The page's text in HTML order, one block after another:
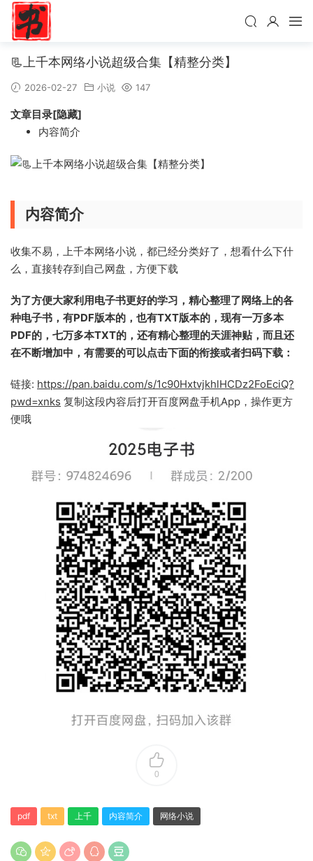
📃上千本网络小说超级合集【精整分类】
2026-02-27 小说 147
文章目录[隐藏]
内容简介
内容简介
收集不易，上千本网络小说，都已经分类好了，想看什么下什
么，直接转存到自己网盘，方便下载
为了方便大家利用电子书更好的学习，精心整理了网络上的各
种电子书，有PDF版本的，也有TXT版本的，现有一万多本
PDF的，七万多本TXT的，还有精心整理的天涯神贴，而且还
在不断增加中，有需要的可以点击下面的衔接或者扫码下载：
链接: https://pan.baidu.com/s/1c90HxtvjkhlHCDz2FoEciQ?
pwd=xnks 复制这段内容后打开百度网盘手机App，操作更方
便哦
0
pdf txt 上千 内容简介 网络小说